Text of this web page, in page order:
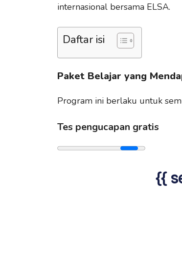
internasional bersama ELSA.
Daftar isi
Paket Belajar yang
Program ini berlaku untuk
Tes pengucapan gratis
{{